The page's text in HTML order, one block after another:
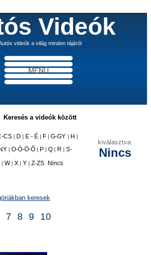
Videók
videók a világ minden tájáról
Keresés a videók között
CS | D | E - É | F | G-GY | H |
| O-Ó-Ö-Ő | P | Q | R | S-
| W | X | Y | Z-ZS Nincs
kiválasztva:
Nincs
keresek
7 8 9
10